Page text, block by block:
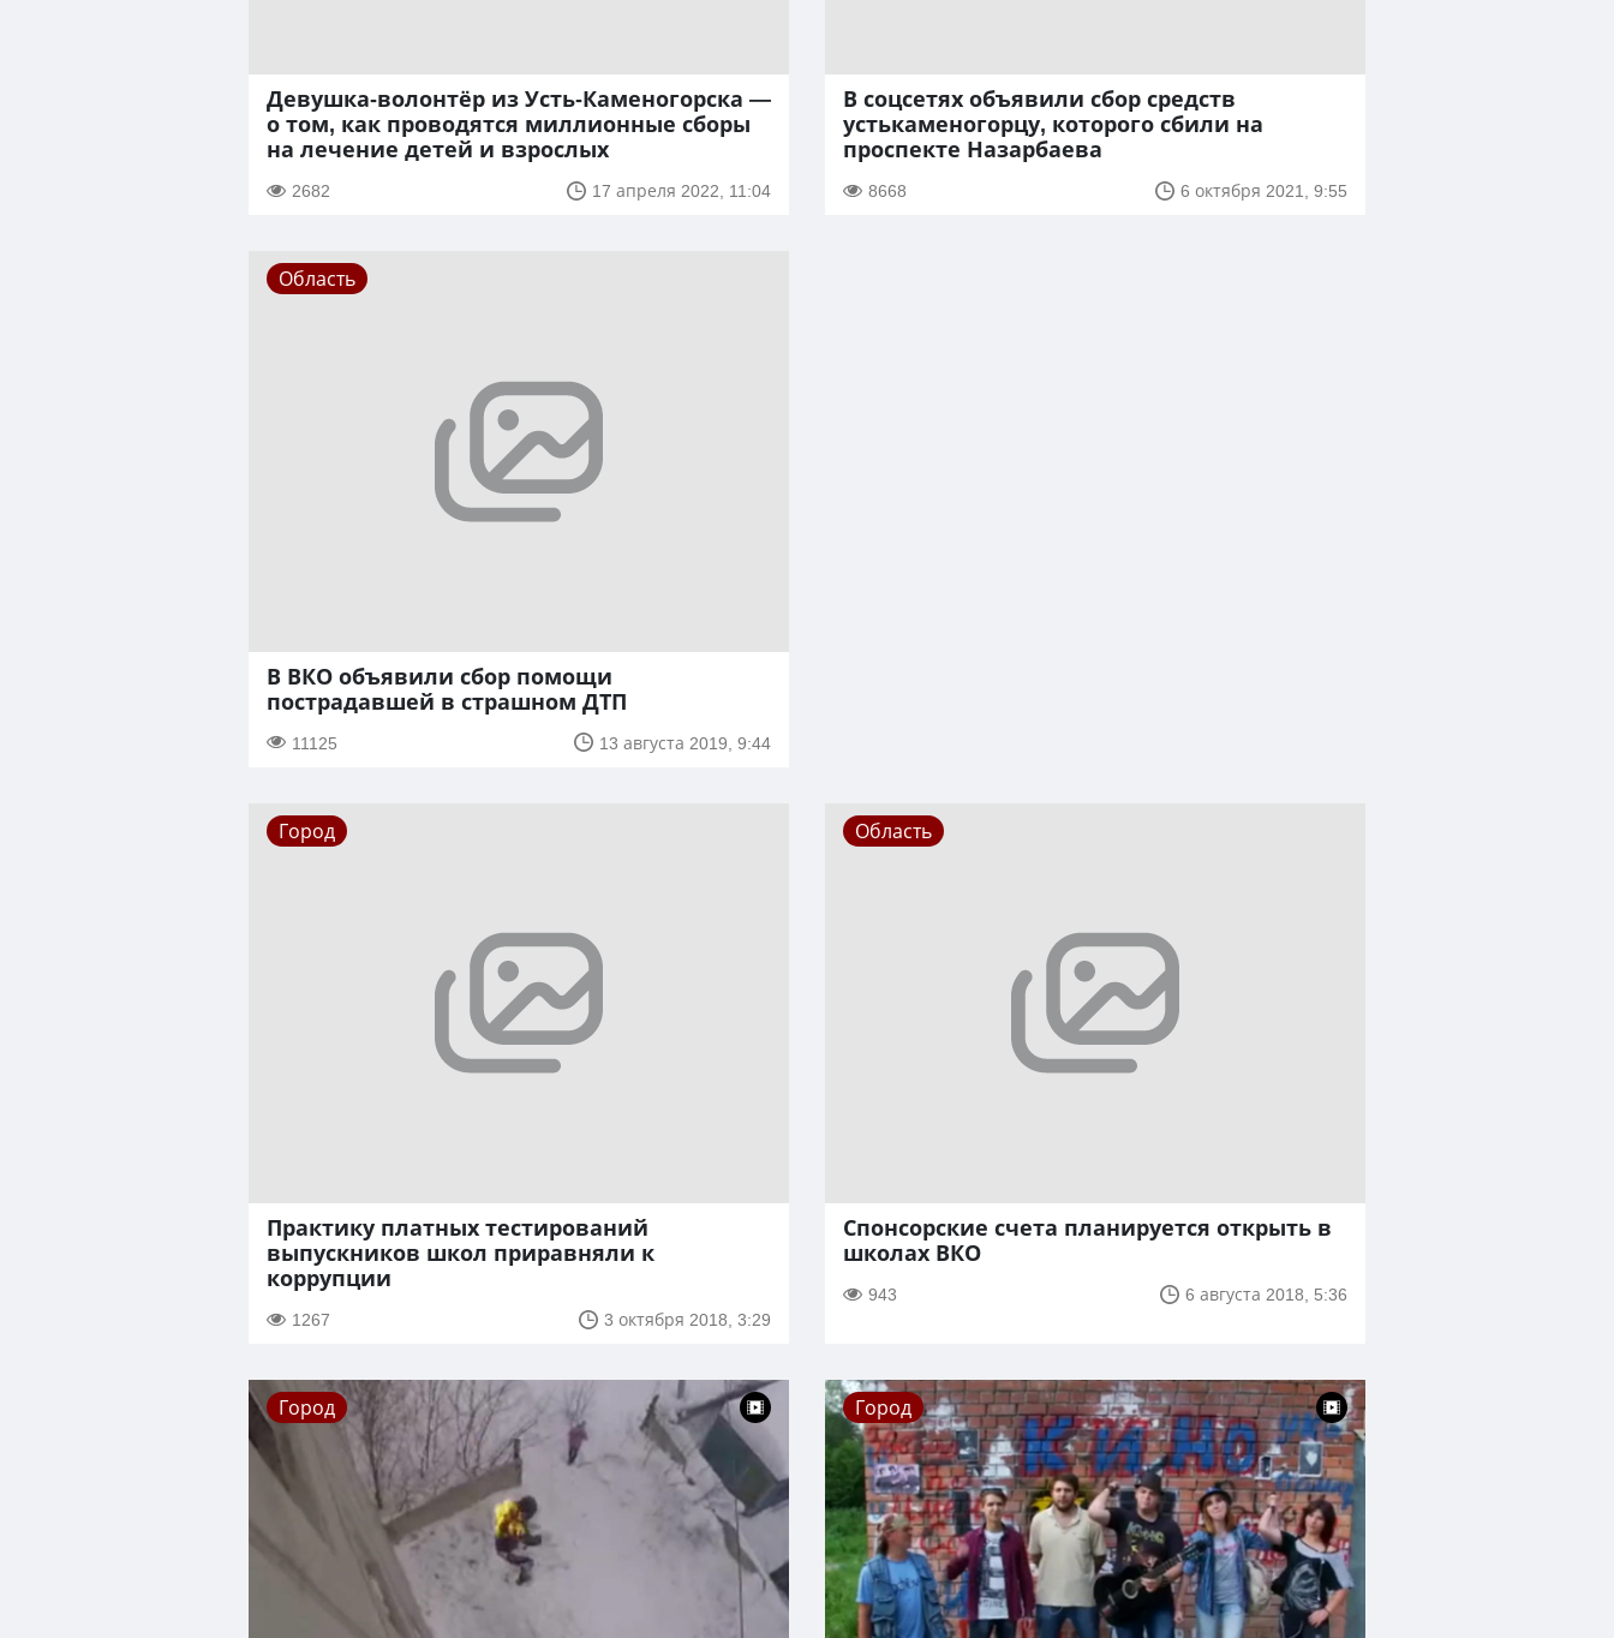
Девушка-волонтёр из Усть-Каменогорска —
о том, как проводятся миллионные сборы
на лечение детей и взрослых
2682 17 апреля 2022, 11:04
В соцсетях объявили сбор средств
устькаменогорцу, которого сбили на
проспекте Назарбаева
8668 6 октября 2021, 9:55
Область
В ВКО объявили сбор помощи
пострадавшей в страшном ДТП
11125 13 августа 2019, 9:44
Город
Практику платных тестирований
выпускников школ приравняли к
коррупции
1267 3 октября 2018, 3:29
Область
Спонсорские счета планируется открыть в
школах ВКО
943 6 августа 2018, 5:36
Город Город